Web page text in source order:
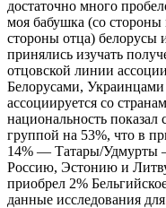
достаточно много
моя бабушка (со стороны
стороны отца)
принялись изучать
отцовской линии
Белорусами,
ассоциируется со
национальность
группой на 53%, что в
14% — Татары/Удмурты
Россию, Эстонию и Литву,
приобрел 2%
данные исследования